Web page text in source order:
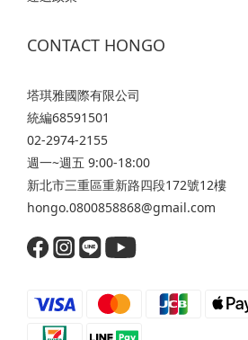
CONTACT HONGO
塔琪雅國際有限公司
統編68591501
02-2974-2155
週一~週五 9:00-18:00
新北市三重區重新路四段172號12樓
hongo.0800858868@gmail.com